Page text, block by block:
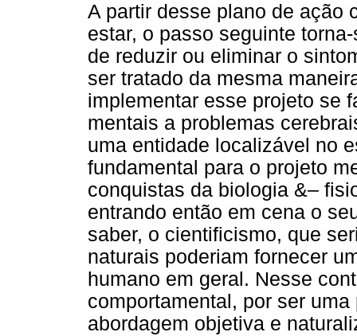
A partir desse plano de ação
estar, o passo seguinte
de reduzir ou eliminar o
ser tratado da mesma
implementar esse projeto se
mentais a problemas
uma entidade localizável no
fundamental para o projeto
conquistas da biologia &–
entrando então em cena o
saber, o cientificismo, que
naturais poderiam fornecer
humano em geral. Nesse
comportamental, por ser
abordagem objetiva e